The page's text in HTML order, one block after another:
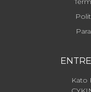
Kato